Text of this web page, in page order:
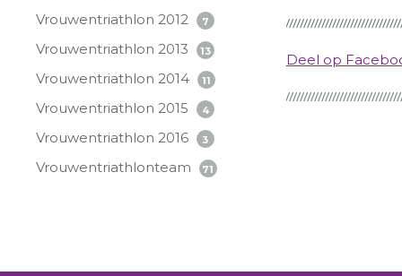
Vrouwentriathlon 2012 7
Vrouwentriathlon 2013 13
Vrouwentriathlon 2014 11
Vrouwentriathlon 2015 4
Vrouwentriathlon 2016 3
Vrouwentriathlonteam 71
Deel op